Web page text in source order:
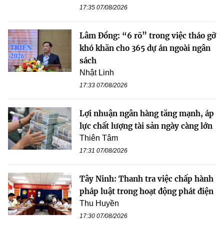
17:35 07/08/2026
Lâm Đồng: “6 rõ” trong việc tháo gỡ
khó khăn cho 365 dự án ngoài ngân
sách
Nhật Linh
17:33 07/08/2026
Lợi nhuận ngân hàng tăng mạnh, áp
lực chất lượng tài sản ngày càng lớn
Thiên Tâm
17:31 07/08/2026
Tây Ninh: Thanh tra việc chấp hành
pháp luật trong hoạt động phát điện
Thu Huyền
17:30 07/08/2026